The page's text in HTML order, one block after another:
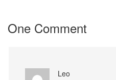
k n
One Comment
Leo